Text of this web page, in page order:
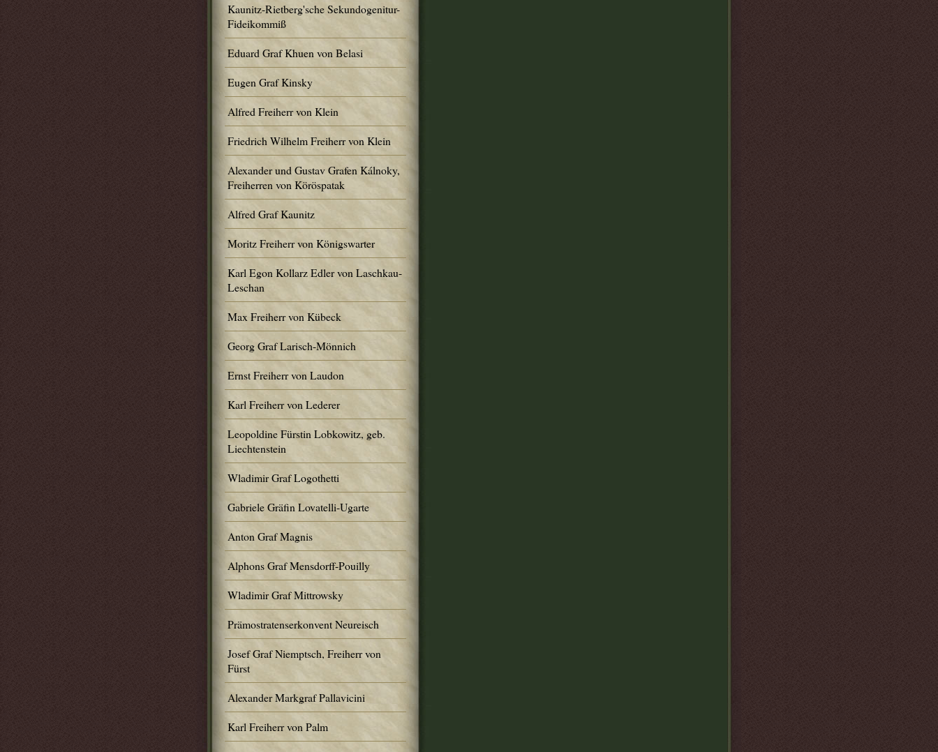
Kaunitz-Rietberg'sche Sekundogenitur-
Fideikommiß
Eduard Graf Khuen von Belasi
Eugen Graf Kinsky
Alfred Freiherr von Klein
Friedrich Wilhelm Freiherr von Klein
Alexander und Gustav Grafen Kálnoky,
Freiherren von Köröspatak
Alfred Graf Kaunitz
Moritz Freiherr von Königswarter
Karl Egon Kollarz Edler von Laschkau-
Leschan
Max Freiherr von Kübeck
Georg Graf Larisch-Mönnich
Ernst Freiherr von Laudon
Karl Freiherr von Lederer
Leopoldine Fürstin Lobkowitz, geb.
Liechtenstein
Wladimir Graf Logothetti
Gabriele Gräfin Lovatelli-Ugarte
Anton Graf Magnis
Alphons Graf Mensdorff-Pouilly
Wladimir Graf Mittrowsky
Prämostratenserkonvent Neureisch
Josef Graf Niemptsch, Freiherr von
Fürst
Alexander Markgraf Pallavicini
Karl Freiherr von Palm